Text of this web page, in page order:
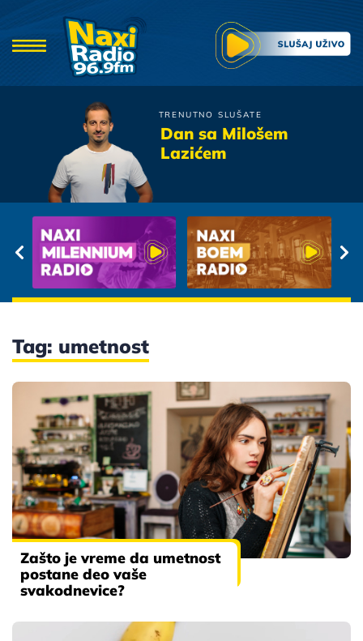
TRENUTNO SLUŠATE
Dan sa Milošem
Lazićem
Piloti
Tag: umetnost
Zašto je vreme da umetnost
postane deo vaše
svakodnevice?